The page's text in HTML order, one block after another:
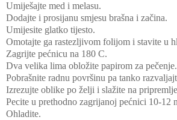
Umiješajte med i melasu.
Dodajte i prosijanu smjesu brašna i začina.
Umijesite glatko tijesto.
Omotajte ga rastezljivom folijom i stavite u
Zagrijte pećnicu na 180 C.
Dva velika lima obložite papirom za pečenje.
Pobrašnite radnu površinu pa tanko
Izrezujte oblike po želji i slažite na
Pecite u prethodno zagrijanoj pećnici 10-12
Ohladite.